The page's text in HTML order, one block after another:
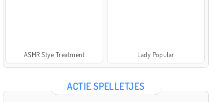
ASMR Stye Treatment Lady Popular
ACTIE SPELLETJES